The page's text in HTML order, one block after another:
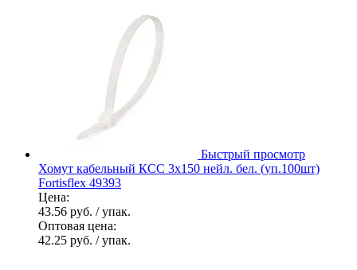
Быстрый просмотр
Хомут кабельный КСС 3х150 нейл. бел. (уп.100шт)
Fortisflex 49393
Цена:
43.56 руб. / упак.
Оптовая цена:
42.25 руб. / упак.